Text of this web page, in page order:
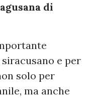
di
e per
solo per
ma anche